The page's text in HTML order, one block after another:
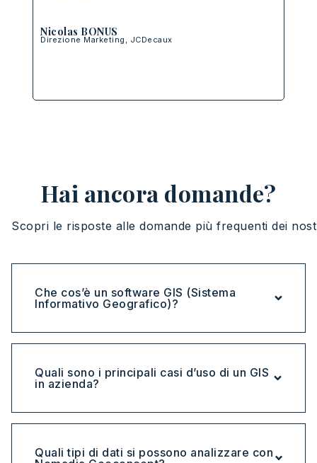
Nicolas BONUS
Direzione Marketing, JCDecaux
Hai ancora domande?
Scopri le risposte alle domande più frequenti dei
Che cos’è un software GIS (Sistema
Informativo Geografico)?
Quali sono i principali casi d’uso di un GIS
in azienda?
Quali tipi di dati si possono analizzare con